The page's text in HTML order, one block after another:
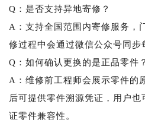
Q：是否支持异地寄修？
A：支持全国范围内寄修服务，
修过程中会通过微信公众号同步
Q：如何确认更换的是正品零件？
A：维修前工程师会展示零件的
后可提供零件溯源凭证，用户
证零件兼容性。